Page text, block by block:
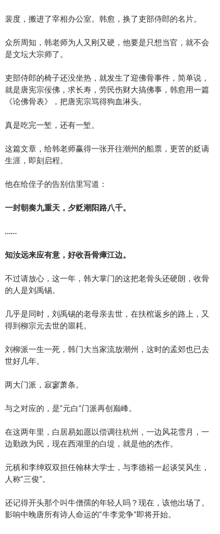
裴度，搬进了宰相办公室。韩愈，换了吏部侍郎的名片。
众所周知，韩老师为人又刚又硬，他要是只想当官，就不会
是文坛大宗师了。
吏部侍郎的椅子还没坐热，就发生了迎佛骨事件，简单说，
就是唐宪宗佞佛，求长寿，劳民伤财大搞佛事，韩愈用一篇
《论佛骨表》，把唐宪宗骂得狗血淋头。
真是吃完一堑，还有一堑。
这篇文章，给韩老师赢得一张开往潮州的船票，更苦的贬谪
生涯，即刻启程。
他在给侄子的告别信里写道：
一封朝奏九重天，夕贬潮阳路八千。
……
知汝远来应有意，好收吾骨瘴江边。
不过请放心，这一年，韩大掌门的这把老骨头还硬朗，收骨
的人是刘禹锡。
几乎是同时，刘禹锡的老母亲去世，在扶棺返乡的路上，又
得到柳宗元去世的噩耗。
刘柳派一生一死，韩门大当家流放潮州，这时的孟郊也已去
世好几年。
两大门派，寂寥萧条。
与之对应的，是“元白”门派再创巅峰。
在这两年里，白居易如愿以偿调往杭州，一边风花雪月，一
边勤政为民，现在西湖里的白堤，就是他的杰作。
元稹和李绅双双担任翰林大学士，与李德裕一起谈笑风生，
人称“三俊”。
还记得开头那个叫牛僧孺的年轻人吗？现在，该他出场了。
影响中晚唐所有诗人命运的“牛李党争”即将开始。